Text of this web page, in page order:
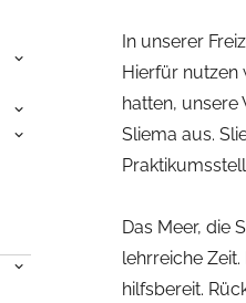
Untermenü
Untermenü
Untermenü
Untermenü
In unserer
Hierfür nutzen
hatten,
Sliema aus.
Das Meer, die
lehrreiche
hilfsbereit.